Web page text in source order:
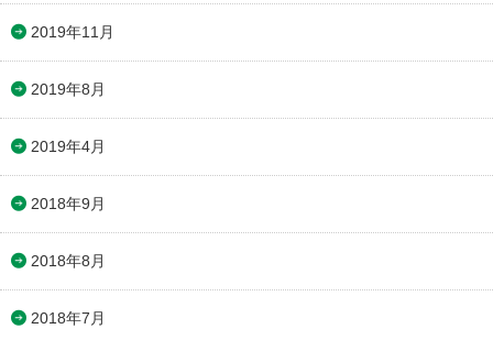
2019年11月
2019年8月
2019年4月
2018年9月
2018年8月
2018年7月